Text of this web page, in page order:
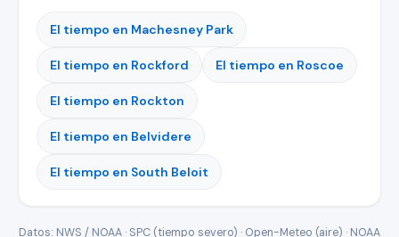
El tiempo en Machesney Park
El tiempo en Rockford El tiempo en Roscoe
El tiempo en Rockton
El tiempo en Belvidere
El tiempo en South Beloit
Datos: NWS / NOAA · SPC (tiempo severo) · Open-Meteo (aire) · NOAA